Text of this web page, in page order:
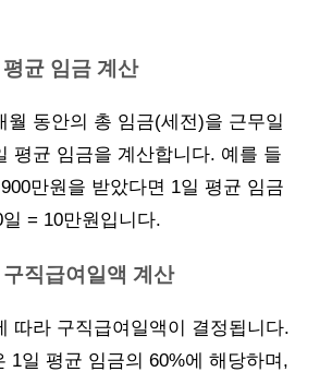
균 임금 계산
월 동안의 총 임금(세전)을 근무일
평균 임금을 계산합니다. 예를 들
만원을 받았다면 1일 평균 임금
= 10만원입니다.
직급여일액 계산
따라 구직급여일액이 결정됩니다.
1일 평균 임금의 60%에 해당하며,